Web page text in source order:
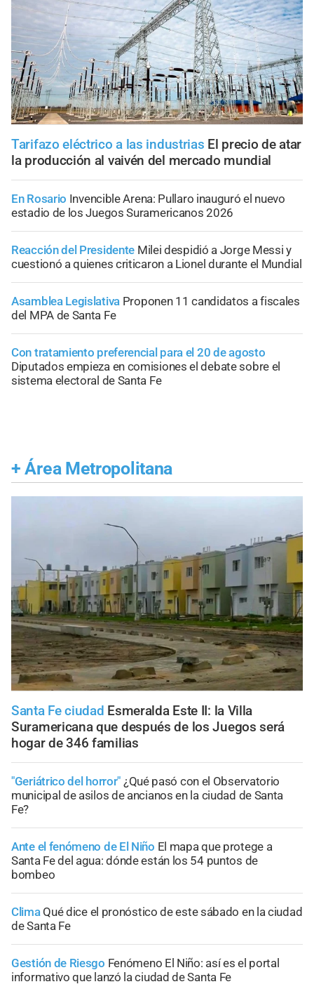
Tarifazo eléctrico a las industrias El precio de atar
la producción al vaivén del mercado mundial
En Rosario Invencible Arena: Pullaro inauguró el nuevo
estadio de los Juegos Suramericanos 2026
Reacción del Presidente Milei despidió a Jorge Messi y
cuestionó a quienes criticaron a Lionel durante el Mundial
Asamblea Legislativa Proponen 11 candidatos a fiscales
del MPA de Santa Fe
Con tratamiento preferencial para el 20 de agosto
Diputados empieza en comisiones el debate sobre el
sistema electoral de Santa Fe
+ Área Metropolitana
Santa Fe ciudad Esmeralda Este II: la Villa
Suramericana que después de los Juegos será
hogar de 346 familias
"Geriátrico del horror" ¿Qué pasó con el Observatorio
municipal de asilos de ancianos en la ciudad de Santa
Fe?
Ante el fenómeno de El Niño El mapa que protege a
Santa Fe del agua: dónde están los 54 puntos de
bombeo
Clima Qué dice el pronóstico de este sábado en la ciudad
de Santa Fe
Gestión de Riesgo Fenómeno El Niño: así es el portal
informativo que lanzó la ciudad de Santa Fe